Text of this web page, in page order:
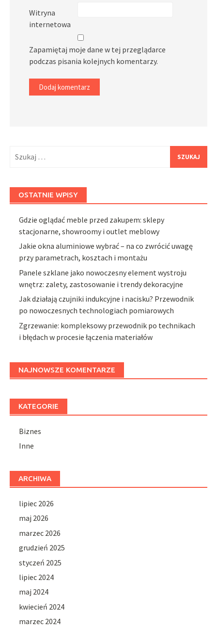
Witryna
internetowa
Zapamiętaj moje dane w tej przeglądarce
podczas pisania kolejnych komentarzy.
OSTATNIE WPISY
Gdzie oglądać meble przed zakupem: sklepy
stacjonarne, showroomy i outlet meblowy
Jakie okna aluminiowe wybrać – na co zwrócić uwagę
przy parametrach, kosztach i montażu
Panele szklane jako nowoczesny element wystroju
wnętrz: zalety, zastosowanie i trendy dekoracyjne
Jak działają czujniki indukcyjne i nacisku? Przewodnik
po nowoczesnych technologiach pomiarowych
Zgrzewanie: kompleksowy przewodnik po technikach
i błędach w procesie łączenia materiałów
NAJNOWSZE KOMENTARZE
KATEGORIE
Biznes
Inne
ARCHIWA
lipiec 2026
maj 2026
marzec 2026
grudzień 2025
styczeń 2025
lipiec 2024
maj 2024
kwiecień 2024
marzec 2024